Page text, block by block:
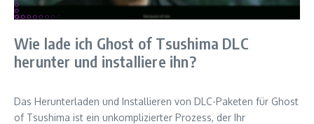
Wie lade ich Ghost of Tsushima DLC
herunter und installiere ihn?
Das Herunterladen und Installieren von DLC-Paketen für Ghost
of Tsushima ist ein unkomplizierter Prozess, der Ihr